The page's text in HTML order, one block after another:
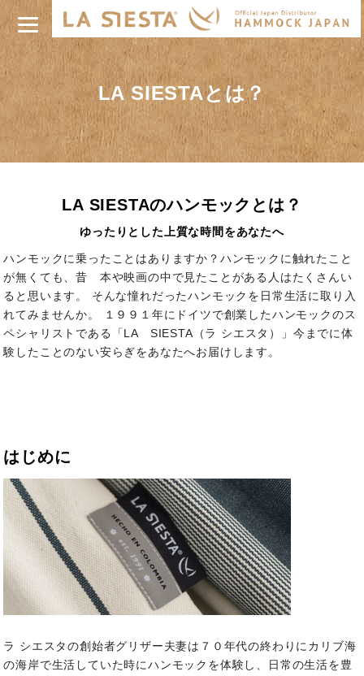
LA SIESTAとは？
LA SIESTAのハンモックとは？
ゆったりとした上質な時間をあなたへ
ハンモックに乗ったことはありますか？ハンモックに触れたこと
が無くても、昔 本や映画の中で見たことがある人はたくさんい
ると思います。 そんな憧れだったハンモックを日常生活に取り入
れてみませんか。 １９９１年にドイツで創業したハンモックのス
ペシャリストである「LA SIESTA（ラ シエスタ）」今までに体
験したことのない安らぎをあなたへお届けします。
はじめに
ラ シエスタの創始者グリザー夫妻は７０年代の終わりにカリブ海
の海岸で生活していた時にハンモックを体験し、日常の生活を豊